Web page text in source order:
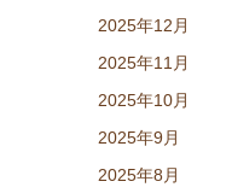
2025年12月
2025年11月
2025年10月
2025年9月
2025年8月